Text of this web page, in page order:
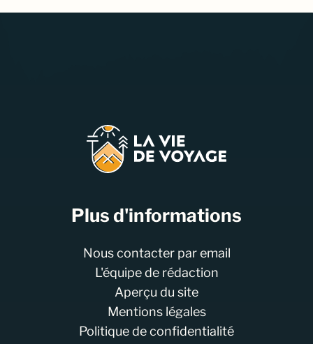
Plus d'informations
Nous contacter par email
L'équipe de rédaction
Aperçu du site
Mentions légales
Politique de confidentialité